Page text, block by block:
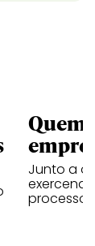
Quem
Junto a
processo